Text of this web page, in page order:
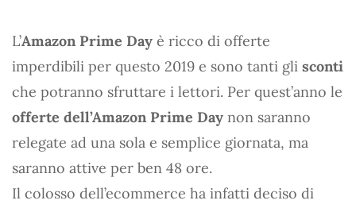
L’Amazon Prime Day è ricco di offerte
imperdibili per questo 2019 e sono tanti gli sconti
che potranno sfruttare i lettori. Per quest’anno le
offerte dell’Amazon Prime Day non saranno
relegate ad una sola e semplice giornata, ma
saranno attive per ben 48 ore.
Il colosso dell’ecommerce ha infatti deciso di